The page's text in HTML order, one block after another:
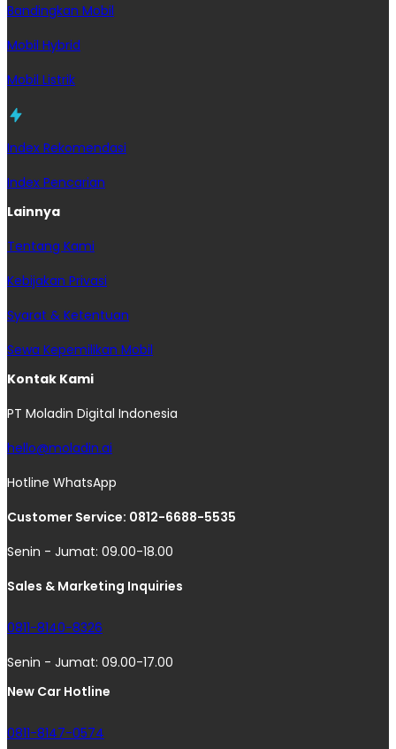
Bandingkan Mobil
Mobil Hybrid
Mobil Listrik
Index Rekomendasi
Index Pencarian
Lainnya
Tentang Kami
Kebijakan Privasi
Syarat & Ketentuan
Sewa Kepemilikan Mobil
Kontak Kami
PT Moladin Digital Indonesia
hello@moladin.ai
Hotline WhatsApp
Customer Service: 0812-6688-5535
Senin - Jumat: 09.00-18.00
Sales & Marketing Inquiries
0811-8140-8326
Senin - Jumat: 09.00-17.00
New Car Hotline
0811-8147-0574